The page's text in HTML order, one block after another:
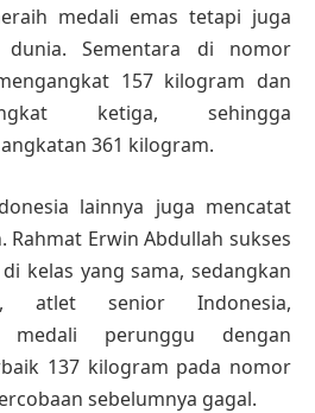
medali emas tetapi juga
dunia. Sementara di nomor
157 kilogram dan
ketiga, sehingga
361 kilogram.
lainnya juga mencatat
Rahmat Erwin Abdullah sukses
kelas yang sama, sedangkan
atlet senior Indonesia,
medali perunggu dengan
137 kilogram pada nomor
sebelumnya gagal.